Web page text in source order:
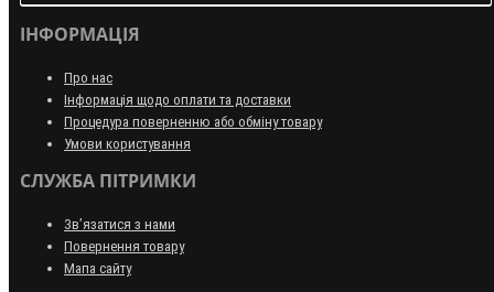
ІНФОРМАЦІЯ
Про нас
Інформація щодо оплати та доставки
Процедура поверненню або обміну товару
Умови користування
СЛУЖБА ПІТРИМКИ
Зв’язатися з нами
Повернення товару
Мапа сайту